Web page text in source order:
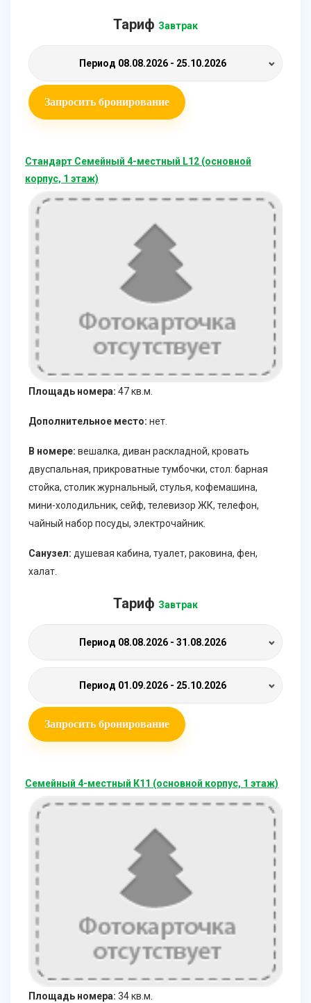
Тариф Завтрак
Период 08.08.2026 - 25.10.2026
Запросить бронирование
Стандарт Семейный 4-местный L12 (основной
корпус, 1 этаж)
Площадь номера: 47 кв.м.
Дополнительное место: нет.
В номере: вешалка, диван раскладной, кровать
двуспальная, прикроватные тумбочки, стол: барная
стойка, столик журнальный, стулья, кофемашина,
мини-холодильник, сейф, телевизор ЖК, телефон,
чайный набор посуды, электрочайник.
Санузел: душевая кабина, туалет, раковина, фен,
халат.
Тариф Завтрак
Период 08.08.2026 - 31.08.2026
Период 01.09.2026 - 25.10.2026
Запросить бронирование
Семейный 4-местный К11 (основной корпус, 1 этаж)
Площадь номера: 34 кв.м.